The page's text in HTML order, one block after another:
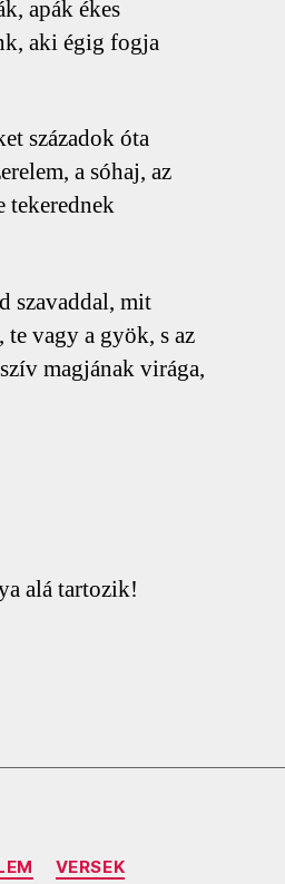
apák ékes
aki égig fogja
századok óta
a sóhaj, az
tekerednek
szavaddal, mit
vagy a gyök, s az
magjának virága,
alá tartozik!
VERSEK